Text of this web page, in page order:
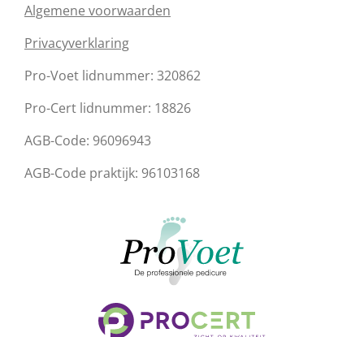
Algemene voorwaarden
Privacyverklaring
Pro-Voet lidnummer: 320862
Pro-Cert lidnummer: 18826
AGB-Code: 96096943
AGB-Code praktijk: 96103168